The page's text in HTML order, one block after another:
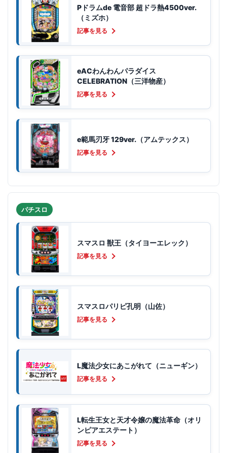
Pドラムde 電音部 超ドラ熱4500ver.
（ミズホ）
記事を見る
eACわんわんパラダイス
CELEBRATION（三洋物産）
記事を見る
e範馬刃牙 129ver.（アムテックス）
記事を見る
パチスロ
スマスロ 獣王（タイヨーエレック）
記事を見る
スマスロパリピ孔明（山佐）
記事を見る
L魔法少女にあこがれて（ニューギン）
記事を見る
L転生王女と天才令嬢の魔法革命（オリ
ンピアエステート）
記事を見る